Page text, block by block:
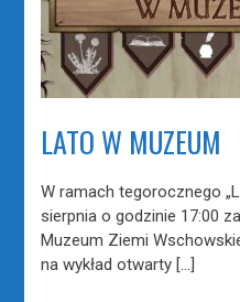
LATO W MUZEUM
W ramach tegorocznego
sierpnia o godzinie 17:00
Muzeum Ziemi
na wykład otwarty […]